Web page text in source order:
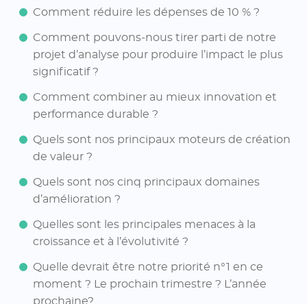
Comment réduire les dépenses de 10 % ?
Comment pouvons-nous tirer parti de notre
projet d’analyse pour produire l’impact le plus
significatif ?
Comment combiner au mieux innovation et
performance durable ?
Quels sont nos principaux moteurs de création
de valeur ?
Quels sont nos cinq principaux domaines
d’amélioration ?
Quelles sont les principales menaces à la
croissance et à l’évolutivité ?
Quelle devrait être notre priorité n°1 en ce
moment ? Le prochain trimestre ? L’année
prochaine?